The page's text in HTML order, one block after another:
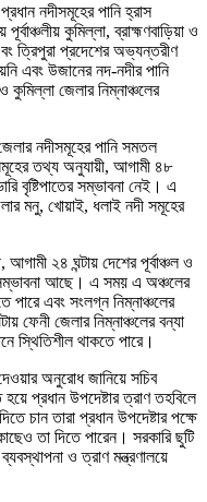
নদীসমূহের পানি হ্রাস
কুমিল্লা, ব্রাহ্মণবাড়িয়া ও
ত্রিপুরা প্রদেশের অভ্যন্তরীণ
এবং উজানের নদ-নদীর পানি
জেলার নিম্নাঞ্চলের
নদীসমূহের পানি সমতল
তথ্য অনুযায়ী, আগামী ৪৮
বৃষ্টিপাতের সম্ভাবনা নেই। এ
মনু, খোয়াই, ধলাই নদী সমূহের
২৪ ঘন্টায় দেশের পূর্বাঞ্চল ও
সম্ভাবনা আছে। এ সময় এ অঞ্চলের
পারে এবং সংলগ্ন নিম্নাঞ্চলের
ফেনী জেলার নিম্নাঞ্চলের বন্যা
স্থিতিশীল থাকতে পারে।
অনুরোধ জানিয়ে সচিব
প্রধান উপদেষ্টার ত্রাণ তহবিলে
চান তারা প্রধান উপদেষ্টার পক্ষে
তা দিতে পারেন। সরকারি ছুটি
ও ত্রাণ মন্ত্রণালয়ে